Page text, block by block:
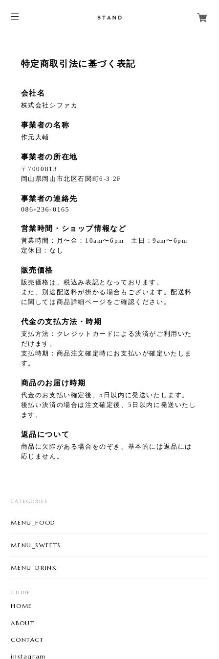
特定商取引法に基づく表記
会社名
株式会社シファカ
事業者の名称
作元大輔
事業者の所在地
〒7000813
岡山県岡山市北区石関町6-3 2F
事業者の連絡先
営業時間・ショップ情報など
営業時間：月〜金：10am〜6pm 土日：9am〜6pm
定休日：なし
販売価格
販売価格は、税込み表記となっております。
また、別途配送料が掛かる場合もございます。配送料
に関しては商品詳細ページをご確認ください。
代金の支払方法・時期
支払方法：クレジットカードによる決済がご利用いた
だけます。
支払時期：商品注文確定時にお支払いが確定いたしま
す。
商品のお届け時期
代金のお支払い確定後、5日以内に発送いたします。
後払い決済の場合は注文確定後、5日以内に発送いたし
ます。
返品について
商品に欠陥がある場合をのぞき、基本的には返品には
応じません。
CATEGORIES
MENU_FOOD
MENU_SWEETS
MENU_DRINK
GUIDE
HOME
ABOUT
CONTACT
instagram